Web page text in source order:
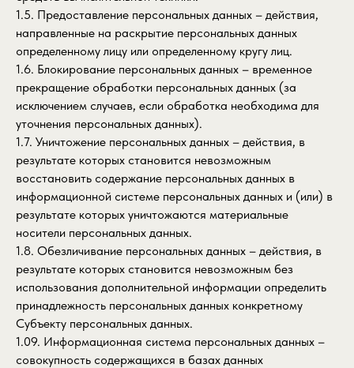
1.5. Предоставление персональных данных – действия,
направленные на раскрытие персональных данных
определенному лицу или определенному кругу лиц.
1.6. Блокирование персональных данных – временное
прекращение обработки персональных данных (за
исключением случаев, если обработка необходима для
уточнения персональных данных).
1.7. Уничтожение персональных данных – действия, в
результате которых становится невозможным
восстановить содержание персональных данных в
информационной системе персональных данных и (или) в
результате которых уничтожаются материальные
носители персональных данных.
1.8. Обезличивание персональных данных – действия, в
результате которых становится невозможным без
использования дополнительной информации определить
принадлежность персональных данных конкретному
Субъекту персональных данных.
1.09. Информационная система персональных данных –
совокупность содержащихся в базах данных